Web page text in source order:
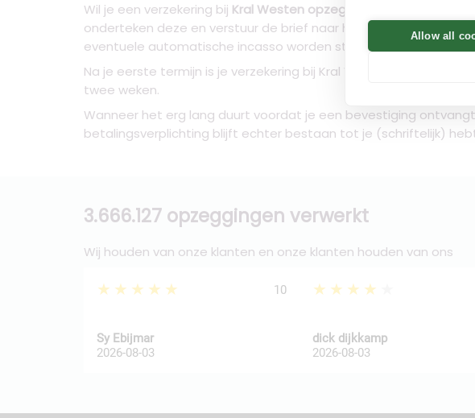
Allow all
Wil je een verzekering bij Kral Westen opzeggen
? Vul de
onderteken deze en verstuur de brief naar het opgegeven
eventuele automatische incasso worden stopgezet.
Na je eerste termijn is je verzekering bij Kral Westen altijd per
twee weken.
Wanneer het erg lang duurt voordat je een bevestiging
betalingsverplichting blijft echter bestaan tot je (schriftelijk)
3.666.127 opzeggingen verwerkt
Wij houden van onze klanten en onze klanten houden van ons
★★★★★ 10
Sy Ebijmar
2026-08-03
★★★★★
dick dijkkamp
2026-08-03